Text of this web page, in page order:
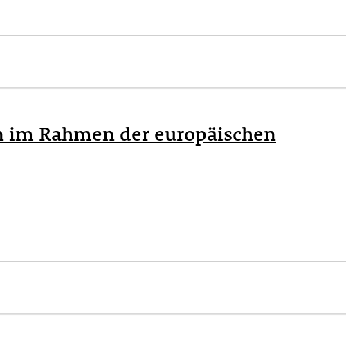
Rahmen der europäischen